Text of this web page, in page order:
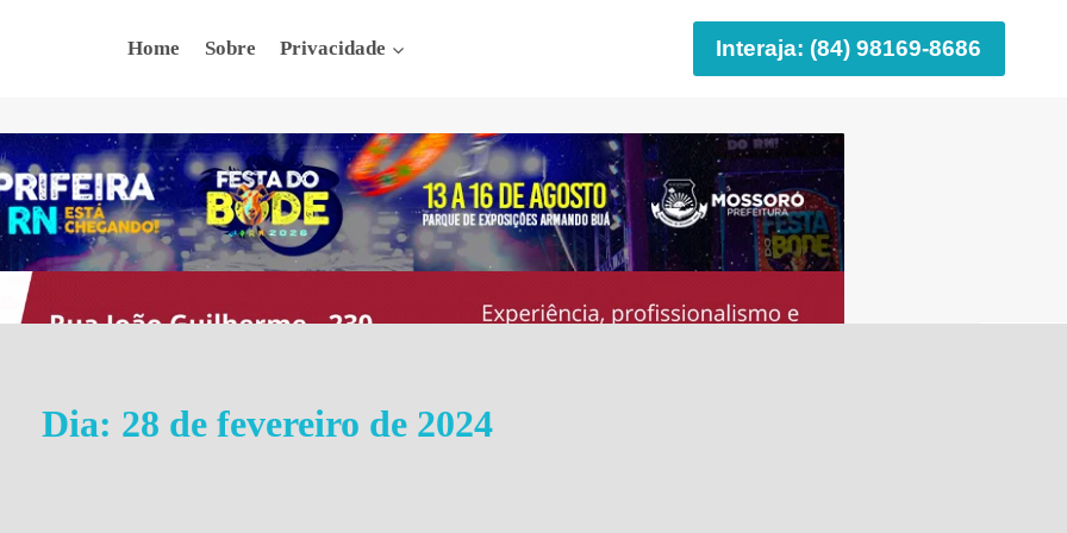
Home Sobre Privacidade Interaja: (84) 98169-8686
Dia: 28 de fevereiro de 2024